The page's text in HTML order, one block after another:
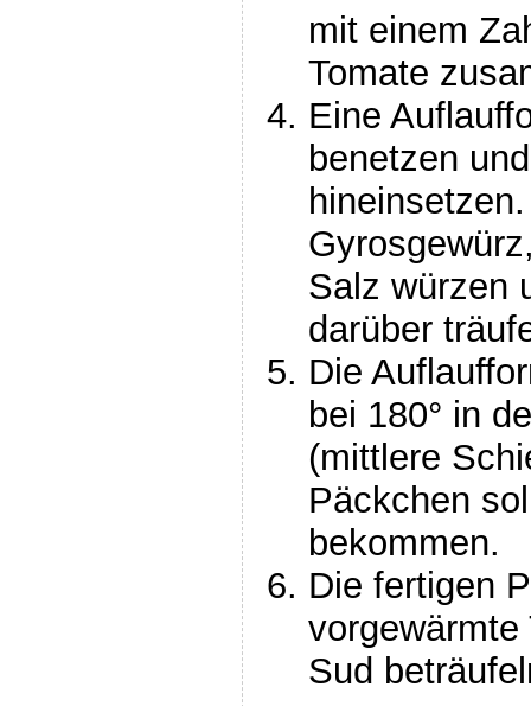
mit einem
Tomate
Eine
benetzen
Salz würzen
darüber
Die
bei 180° in
(mittlere
Päckchen
bekommen.
Die fertigen
vorgewärmte
Sud